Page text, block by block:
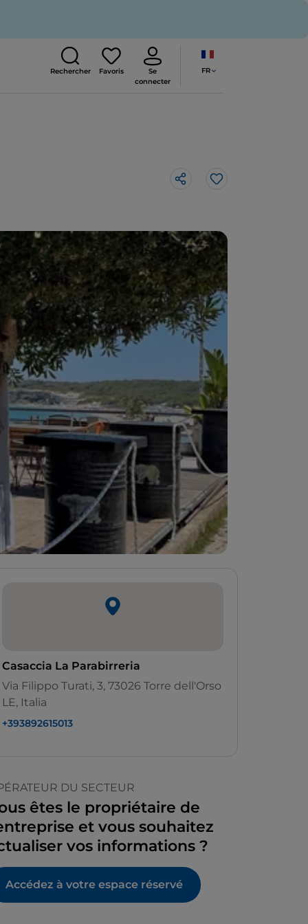
Rechercher Favoris
Se
connecter
FR
J’aime
Casaccia La Parabirreria
Via Filippo Turati, 3, 73026 Torre dell'Orso
LE, Italia
+393892615013
DU SECTEUR
êtes le propriétaire de
et vous souhaitez
vos informations ?
Accédez à votre espace réservé